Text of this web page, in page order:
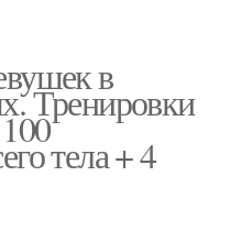
в
Тренировки
тела + 4